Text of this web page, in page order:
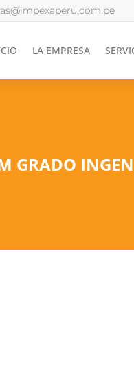
LA EMPRESA
GRADO